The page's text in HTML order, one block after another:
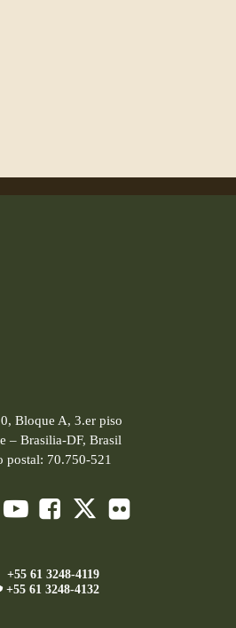
Bloque A, 3.er piso
– Brasilia-DF, Brasil
postal: 70.750-521
+55 61 3248-4119
+55 61 3248-4132